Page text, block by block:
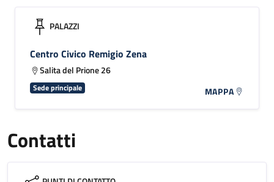
PALAZZI
Centro Civico Remigio Zena
Salita del Prione 26
Sede principale MAPPA
Contatti